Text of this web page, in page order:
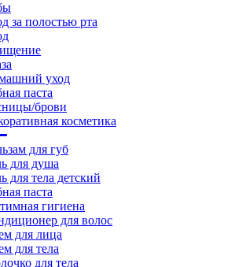
за полостью рта
уход
паста
брови
косметика
для губ
для душа
для тела детский
паста
гигиена
для волос
для лица
для тела
для тела